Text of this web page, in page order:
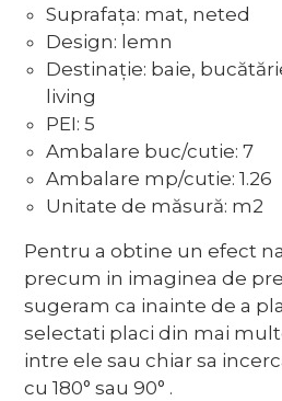
Suprafața: mat, neted
Design: lemn
Destinație: baie,
living
PEI: 5
Ambalare buc/cutie: 7
Ambalare mp/cutie: 1.26
Unitate de măsură: m2
Pentru a obtine un efect
precum in imaginea de
sugeram ca inainte de a
selectati placi din mai
intre ele sau chiar sa
cu 180° sau 90° .